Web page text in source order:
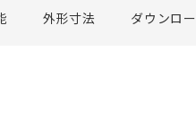
外形寸法 ダウンロ